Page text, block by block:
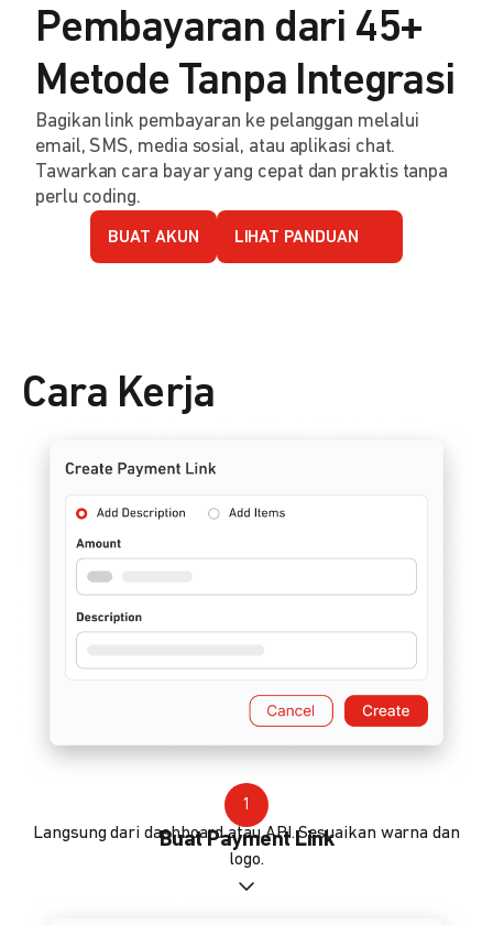
Pembayaran dari 45+
Metode Tanpa Integrasi
Bagikan link pembayaran ke pelanggan melalui
email, SMS, media sosial, atau aplikasi chat.
Tawarkan cara bayar yang cepat dan praktis tanpa
perlu coding.
BUAT AKUN LIHAT PANDUAN
Cara Kerja
1
Buat Payment Link
Langsung dari dashboard atau API. Sesuaikan warna dan
logo.